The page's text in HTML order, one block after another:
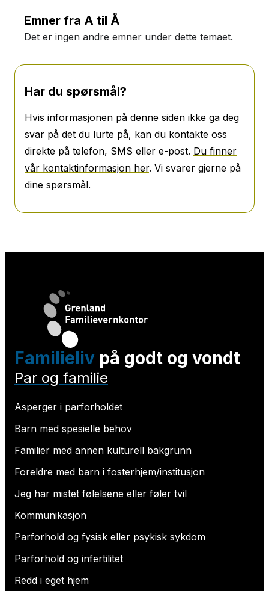
Emner fra A til Å
Det er ingen andre emner under dette temaet.
Har du spørsmål?
Hvis informasjonen på denne siden ikke ga deg
svar på det du lurte på, kan du kontakte oss
direkte på telefon, SMS eller e-post. Du finner
vår kontaktinformasjon her. Vi svarer gjerne på
dine spørsmål.
Familieliv på godt og vondt
Par og familie
Asperger i parforholdet
Barn med spesielle behov
Familier med annen kulturell bakgrunn
Foreldre med barn i fosterhjem/institusjon
Jeg har mistet følelsene eller føler tvil
Kommunikasjon
Parforhold og fysisk eller psykisk sykdom
Parforhold og infertilitet
Redd i eget hjem